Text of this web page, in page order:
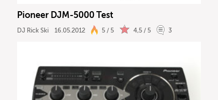
Pioneer DJM-5000 Test
DJ Rick Ski 16.05.2012 5 / 5 4,5 / 5 3